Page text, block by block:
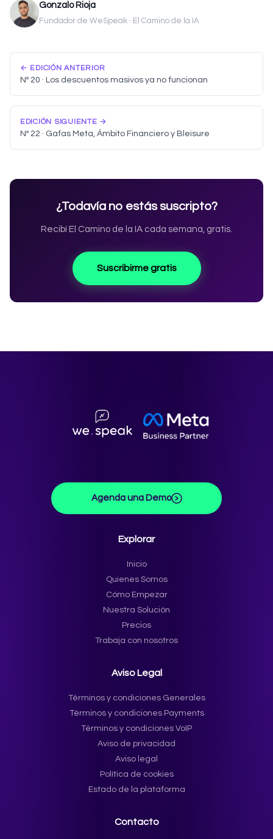
Gonzalo Rioja
Fundador de WeSpeak · El Camino de la IA
← EDICIÓN ANTERIOR
Nº 20 · Los descuentos masivos ya no funcionan
EDICIÓN SIGUIENTE →
Nº 22 · Gafas Meta, Ámbito Financiero y Bleisure
¿Todavía no estás suscripto?
Recibí El Camino de la IA cada semana, gratis.
Suscribirme gratis
Agenda una Demo
Explorar
Inicio
Quienes Somos
Cómo Empezar
Nuestra Solución
Precios
Trabaja con nosotros
Aviso Legal
Términos y condiciones Generales
Términos y condiciones Payments
Términos y condiciones VoIP
Aviso de privacidad
Aviso legal
Política de cookies
Estado de la plataforma
Contacto